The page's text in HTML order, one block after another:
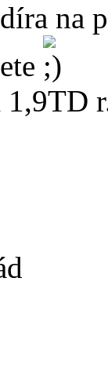
na